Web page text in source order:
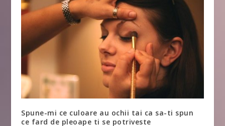
Spune-mi ce culoare au ochii tai ca sa-ti spun
ce fard de pleoape ti se potriveste